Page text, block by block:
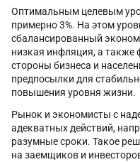
Оптимальным целевым
примерно 3%. На этом
сбалансированный
низкая инфляция, а также
стороны бизнеса и
предпосылки для
повышения уровня жизни.
Рынок и экономисты с
адекватных действий,
разумные сроки. Такое
на заемщиков и